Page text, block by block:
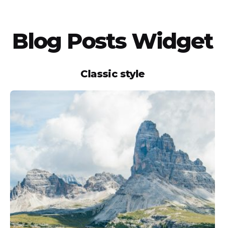
Blog Posts Widget
Classic style